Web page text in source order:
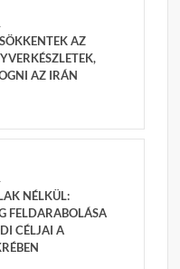
AZ
AZ IRÁN
NÉLKÜL:
FELDARABOLÁSA
CÉLJAI A